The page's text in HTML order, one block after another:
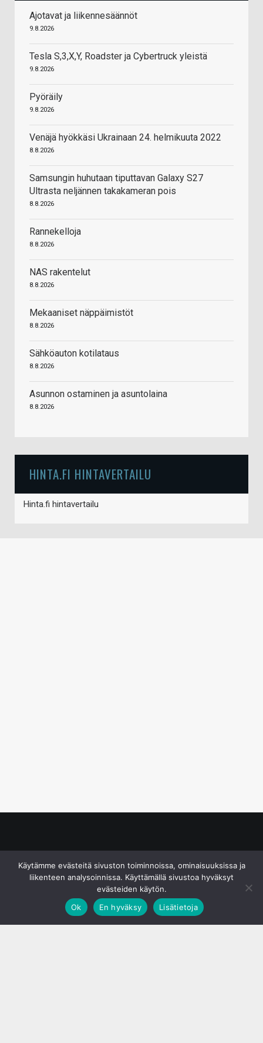
Ajotavat ja liikennesäännöt
9.8.2026
Tesla S,3,X,Y, Roadster ja Cybertruck yleistä
9.8.2026
Pyöräily
9.8.2026
Venäjä hyökkäsi Ukrainaan 24. helmikuuta 2022
8.8.2026
Samsungin huhutaan tiputtavan Galaxy S27
Ultrasta neljännen takakameran pois
8.8.2026
Rannekelloja
8.8.2026
NAS rakentelut
8.8.2026
Mekaaniset näppäimistöt
8.8.2026
Sähköauton kotilataus
8.8.2026
Asunnon ostaminen ja asuntolaina
8.8.2026
HINTA.FI HINTAVERTAILU
Hinta.fi hintavertailu
Käytämme evästeitä sivuston toiminnoissa, ominaisuuksissa ja
liikenteen analysoinnissa. Käyttämällä sivustoa hyväksyt
evästeiden käytön.
Ok
En hyväksy Lisätietoja